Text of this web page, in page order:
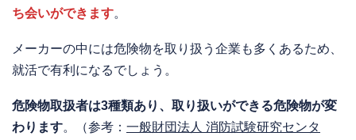
ち会いができます。
メーカーの中には危険物を取り扱う企業も多くあるため、
就活で有利になるでしょう。
危険物取扱者は3種類あり、取り扱いができる危険物が変
わります。（参考： 一般財団法人 消防試験研究センタ